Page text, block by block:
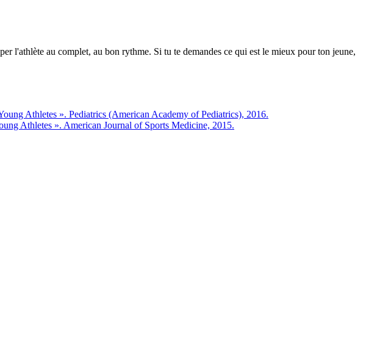
l'athlète au complet, au bon rythme. Si tu te demandes ce qui est le mieux pour ton jeune,
Athletes ». Pediatrics (American Academy of Pediatrics), 2016.
Athletes ». American Journal of Sports Medicine, 2015.